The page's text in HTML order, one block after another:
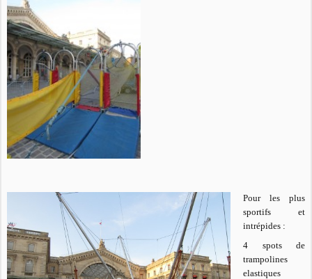
Pour les plus
sportifs et
intrépides :
4 spots de
trampolines
elastiques